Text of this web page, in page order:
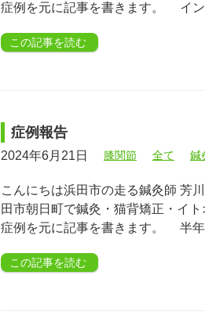
症例を元に記事を書きます。 イ
この記事を読む
症例報告
2024年6月21日 膝関節 全て 鍼
こんにちは浜田市の走る鍼灸師 芳
田市朝日町で鍼灸・猫背矯正・イ
症例を元に記事を書きます。 半
この記事を読む